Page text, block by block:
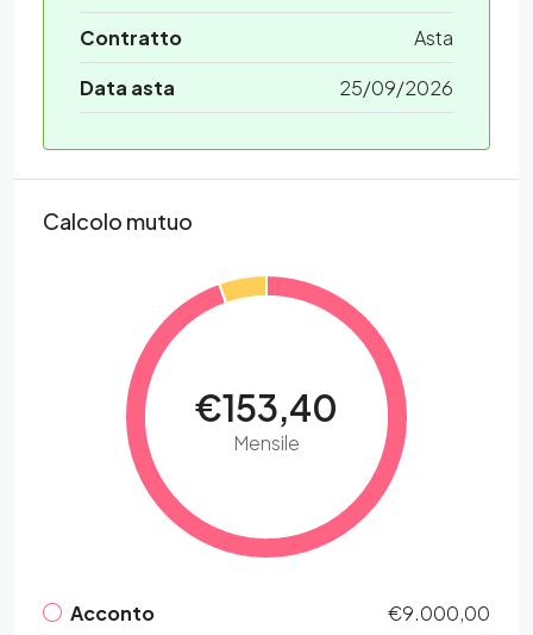
Contratto
Asta
Data asta
25/09/2026
Calcolo mutuo
€153,40
Mensile
Acconto
€9.000,00